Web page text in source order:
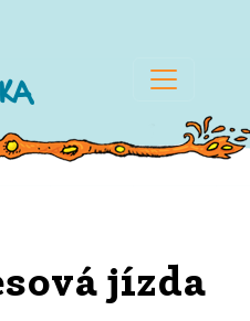
jízda